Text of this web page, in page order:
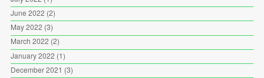
June 2022 (2)
May 2022 (3)
March 2022 (2)
January 2022 (1)
December 2021 (3)